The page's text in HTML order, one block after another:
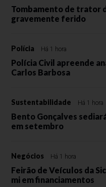
Tombamento de trator
gravemente ferido
Polícia Há 1 hora
Polícia Civil apreende
Carlos Barbosa
Sustentabilidade Há 1 hora
Bento Gonçalves sediará
em setembro
Negócios Há 1 hora
Feirão de Veículos da
mi em financiamentos